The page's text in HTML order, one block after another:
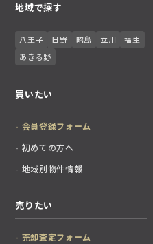
地域で探す
八王子 日野 昭島 立川
福生
あきる野
買いたい
会員登録フォーム
初めての方へ
地域別物件情報
売りたい
売却査定フォーム